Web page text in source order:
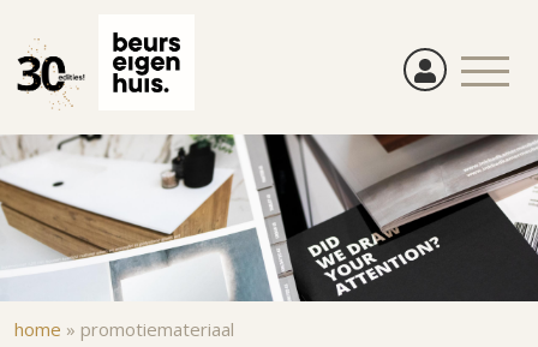
naar
de
gaan
Kruimelpad
home » promotiemateriaal